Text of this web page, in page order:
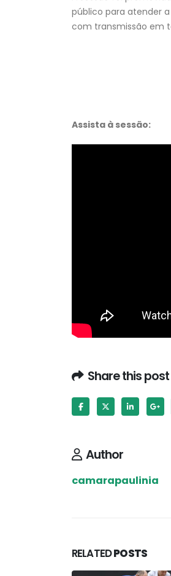
público para atender
com transmissão em
Assista à sessão:
Share this post
Author
camarapaulinia
RELATEDPOSTS